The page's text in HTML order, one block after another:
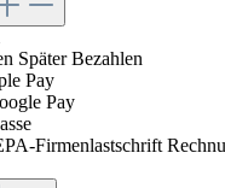
Später Bezahlen
Pay
Pay